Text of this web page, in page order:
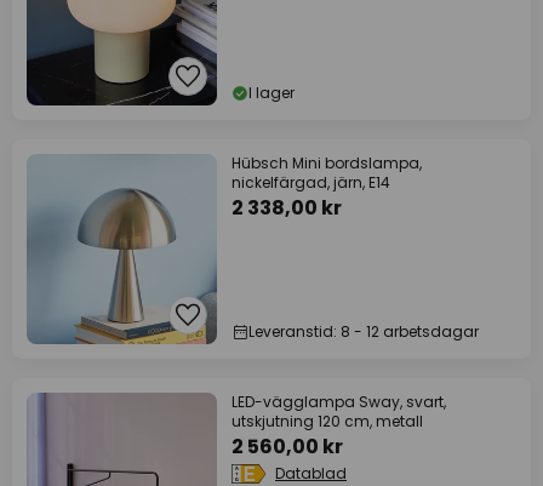
I lager
Hübsch Mini bordslampa,
nickelfärgad, järn, E14
2 338,00 kr
Leveranstid: 8 - 12 arbetsdagar
LED-vägglampa Sway, svart,
utskjutning 120 cm, metall
2 560,00 kr
Datablad